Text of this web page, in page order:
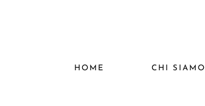
HOME CHI SIAMO